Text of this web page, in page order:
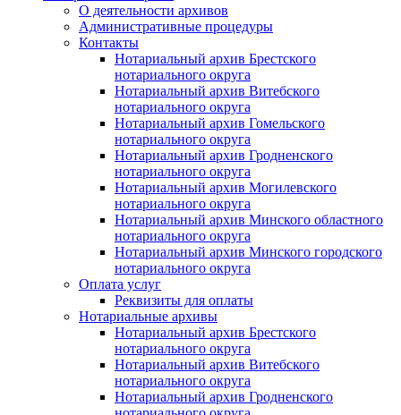
О деятельности архивов
Административные процедуры
Контакты
Нотариальный архив Брестского
нотариального округа
Нотариальный архив Витебского
нотариального округа
Нотариальный архив Гомельского
нотариального округа
Нотариальный архив Гродненского
нотариального округа
Нотариальный архив Могилевского
нотариального округа
Нотариальный архив Минского областного
нотариального округа
Нотариальный архив Минского городского
нотариального округа
Оплата услуг
Реквизиты для оплаты
Нотариальные архивы
Нотариальный архив Брестского
нотариального округа
Нотариальный архив Витебского
нотариального округа
Нотариальный архив Гродненского